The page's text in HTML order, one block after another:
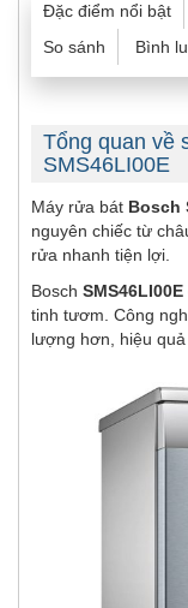
Đặc điểm nổi bật
So sánh
Bình
Tổng quan về
SMS46LI00E
Máy rửa bát Bosch
nguyên chiếc từ
rửa nhanh tiện lợi.
Bosch SMS46LI00E
tinh tươm. Công
lượng hơn, hiệu